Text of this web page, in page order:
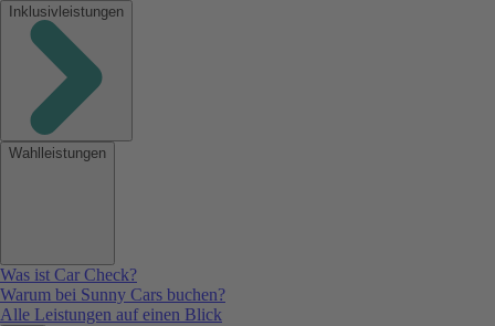
Inklusivleistungen
Wahlleistungen
Was ist Car Check?
Warum bei Sunny Cars buchen?
Alle Leistungen auf einen Blick